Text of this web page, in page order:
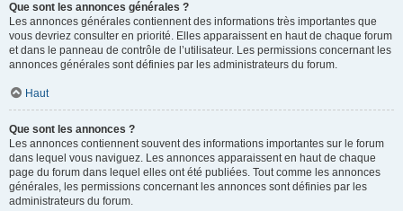
Que sont les annonces générales ?
Les annonces générales contiennent des informations très importantes que
vous devriez consulter en priorité. Elles apparaissent en haut de chaque forum
et dans le panneau de contrôle de l’utilisateur. Les permissions concernant les
annonces générales sont définies par les administrateurs du forum.
Haut
Que sont les annonces ?
Les annonces contiennent souvent des informations importantes sur le forum
dans lequel vous naviguez. Les annonces apparaissent en haut de chaque
page du forum dans lequel elles ont été publiées. Tout comme les annonces
générales, les permissions concernant les annonces sont définies par les
administrateurs du forum.